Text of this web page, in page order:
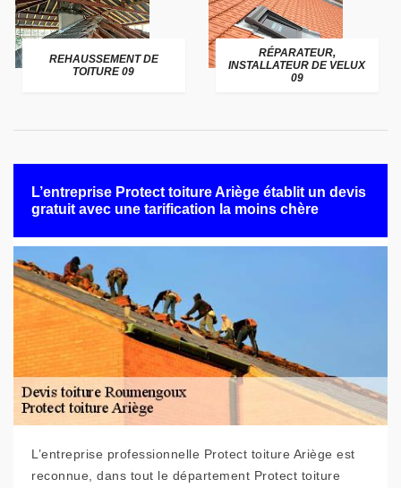
REHAUSSEMENT DE
TOITURE 09
RÉPARATEUR,
INSTALLATEUR DE VELUX
09
L’entreprise Protect toiture Ariège établit un devis
gratuit avec une tarification la moins chère
L’entreprise professionnelle Protect toiture Ariège est
reconnue, dans tout le département Protect toiture